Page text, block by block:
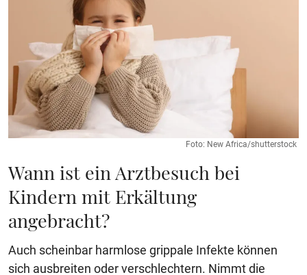
Foto: New Africa/shutterstock
Wann ist ein Arztbesuch bei
Kindern mit Erkältung
angebracht?
Auch scheinbar harmlose grippale Infekte können
sich ausbreiten oder verschlechtern. Nimmt die